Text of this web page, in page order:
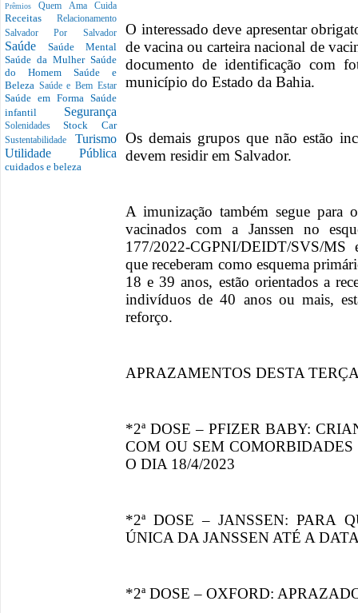
PrêmiosQuem Ama Cuida
Receitas Relacionamento
Salvador Por Salvador
Saúde Saúde Mental
Saúde da Mulher Saúde
do Homem Saúde e
Beleza Saúde e Bem Estar
Saúde em Forma Saúde
infantil Segurança
SolenidadesStock Car
Sustentabilidade Turismo
Utilidade Pública
cuidados e beleza
O interessado deve apresentar
de vacina ou carteira nacional de
documento de identificação com
município do Estado da Bahia.
Os demais grupos que não estão
devem residir em Salvador.
A imunização também segue
vacinados com a Janssen no
177/2022-CGPNI/DEIDT/SVS/MS
que receberam como esquema
18 e 39 anos, estão orientados a
indivíduos de 40 anos ou mais,
reforço.
APRAZAMENTOS DESTA
*2ª DOSE – PFIZER BABY:
COM OU SEM
O DIA 18/4/2023
*2ª DOSE – JANSSEN: PARA
ÚNICA DA JANSSEN ATÉ A
*2ª DOSE – OXFORD: